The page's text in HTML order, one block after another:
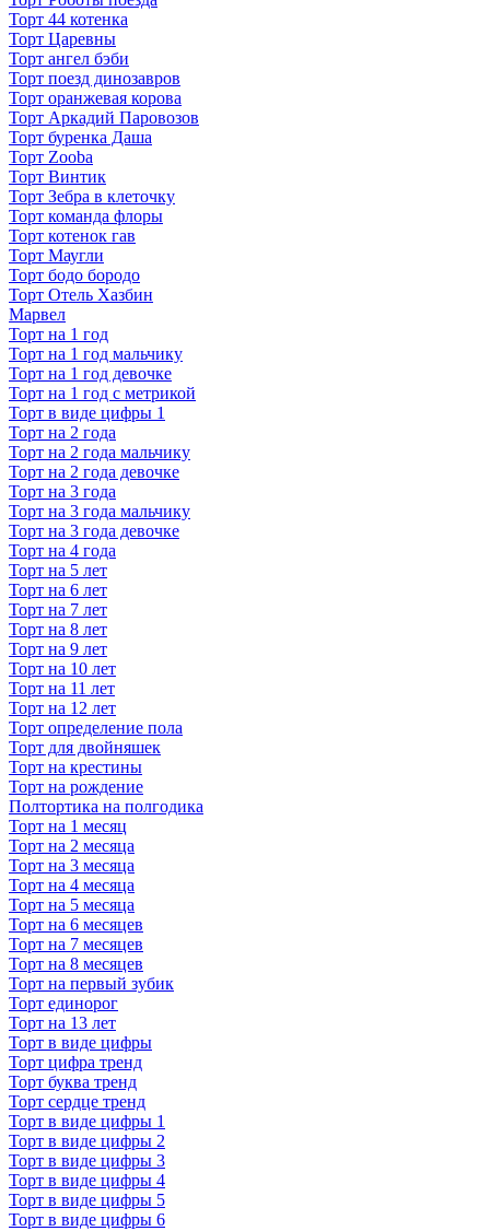
Торт 44 котенка
Торт Царевны
Торт ангел бэби
Торт поезд динозавров
Торт оранжевая корова
Торт Аркадий Паровозов
Торт буренка Даша
Торт Zooba
Торт Винтик
Торт Зебра в клеточку
Торт команда флоры
Торт котенок гав
Торт Маугли
Торт бодо бородо
Торт Отель Хазбин
Марвел
Торт на 1 год
Торт на 1 год мальчику
Торт на 1 год девочке
Торт на 1 год с метрикой
Торт в виде цифры 1
Торт на 2 года
Торт на 2 года мальчику
Торт на 2 года девочке
Торт на 3 года
Торт на 3 года мальчику
Торт на 3 года девочке
Торт на 4 года
Торт на 5 лет
Торт на 6 лет
Торт на 7 лет
Торт на 8 лет
Торт на 9 лет
Торт на 10 лет
Торт на 11 лет
Торт на 12 лет
Торт определение пола
Торт для двойняшек
Торт на крестины
Торт на рождение
Полтортика на полгодика
Торт на 1 месяц
Торт на 2 месяца
Торт на 3 месяца
Торт на 4 месяца
Торт на 5 месяца
Торт на 6 месяцев
Торт на 7 месяцев
Торт на 8 месяцев
Торт на первый зубик
Торт единорог
Торт на 13 лет
Торт в виде цифры
Торт цифра тренд
Торт буква тренд
Торт сердце тренд
Торт в виде цифры 1
Торт в виде цифры 2
Торт в виде цифры 3
Торт в виде цифры 4
Торт в виде цифры 5
Торт в виде цифры 6